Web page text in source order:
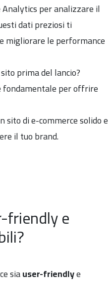
per analizzare il
dati preziosi ti
migliorare le performance
prima del lancio?
fondamentale per offrire
sito di e-commerce solido e
il tuo brand.
friendly e
siauser-friendlye